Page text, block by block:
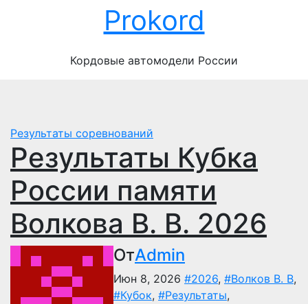
Prokord
Кордовые автомодели России
Результаты соревнований
Результаты Кубка
России памяти
Волкова В. В. 2026
ОтAdmin
Июн 8, 2026 #2026, #Волков В. В,
#Кубок, #Результаты,